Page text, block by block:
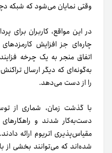
وقتی نمایان می‌شود که شبکه
در این مواقع، کاربران برای
چاره‌ای جز افزایش
اتفاق منجر به یک چرخه
به‌گونه‌ای که دیگر ارسال
را از دست می‌دهد.
با گذشت زمان، شماری از
دست‌به‌کار شدند و
مقیاس‌پذیری اتریوم ارائه
شده‌اند که می‌توانند بخشی از